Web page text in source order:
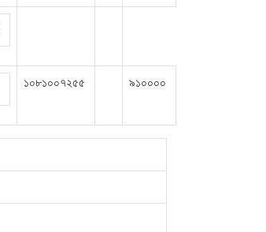
১০৮১০০৭২৫৫ ৯১০০০০